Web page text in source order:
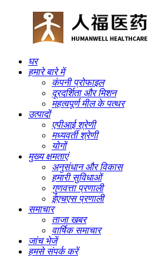
घर
हमारे बारे में
कंपनी प्रोफाइल
दूरदर्शिता और मिशन
महत्वपूर्ण मील के पत्थर
उत्पादों
एपीआई श्रेणी
मध्यवर्ती श्रेणी
योगों
मुख्य क्षमताएं
अनुसंधान और विकास
हमारी सुविधाओं
गुणवत्ता प्रणाली
ईएचएस प्रणाली
समाचार
ताजा खबर
वार्षिक समाचार
जांच भेजें
हमसे संपर्क करें